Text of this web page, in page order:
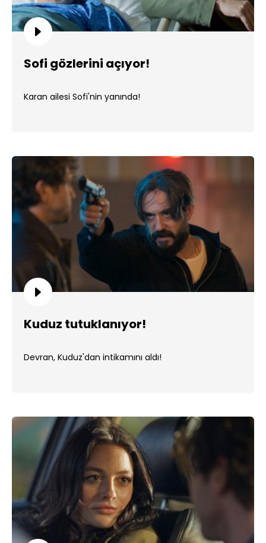
Sofi gözlerini açıyor!
Karan ailesi Sofi'nin yanında!
Kuduz tutuklanıyor!
Devran, Kuduz'dan intikamını aldı!